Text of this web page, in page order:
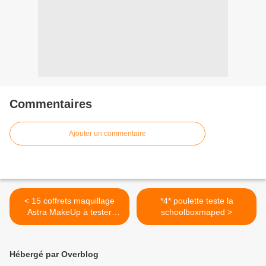
Commentaires
Ajouter un commentaire
< 15 coffrets maquillage
Astra MakeUp à tester
GRATUITEMENT
*4* poulette teste la
schoolboxmaped >
Hébergé par Overblog